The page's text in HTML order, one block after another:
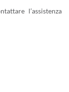
l’assistenza